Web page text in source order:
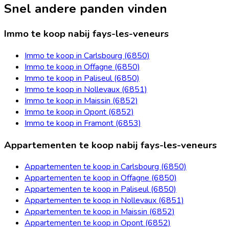
Snel andere panden vinden
Immo te koop nabij fays-les-veneurs
Immo te koop in Carlsbourg (6850)
Immo te koop in Offagne (6850)
Immo te koop in Paliseul (6850)
Immo te koop in Nollevaux (6851)
Immo te koop in Maissin (6852)
Immo te koop in Opont (6852)
Immo te koop in Framont (6853)
Appartementen te koop nabij fays-les-veneurs
Appartementen te koop in Carlsbourg (6850)
Appartementen te koop in Offagne (6850)
Appartementen te koop in Paliseul (6850)
Appartementen te koop in Nollevaux (6851)
Appartementen te koop in Maissin (6852)
Appartementen te koop in Opont (6852)